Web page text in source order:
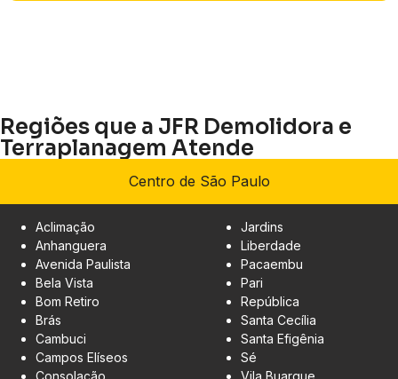
Regiões que a JFR Demolidora e
Terraplanagem Atende
Centro de São Paulo
Aclimação
Anhanguera
Avenida Paulista
Bela Vista
Bom Retiro
Brás
Cambuci
Campos Elíseos
Consolação
Jardins
Liberdade
Pacaembu
Pari
República
Santa Cecília
Santa Efigênia
Sé
Vila Buarque